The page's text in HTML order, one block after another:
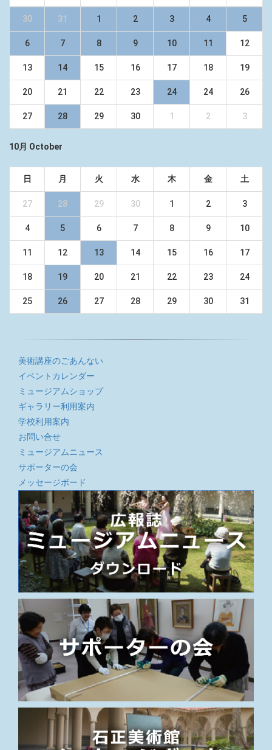
30 31 1 2 3 4 5
6 7 8 9 10 11 12
13 14 15 16 17 18 19
20 21 22 23 24 24 26
27 28 29 30 1 2 3
10月 October
日 月 火 水 木 金 土
27 28 29 30 1 2 3
4 5 6 7 8 9 10
11 12 13 14 15 16 17
18 19 20 21 22 23 24
25 26 27 28 29 30 31
美術講座のごあんない
イベントカレンダー
ミュージアムショップ
ギャラリー利用案内
学校利用案内
お問い合せ
ミュージアムニュース
サポーターの会
メッセージボード